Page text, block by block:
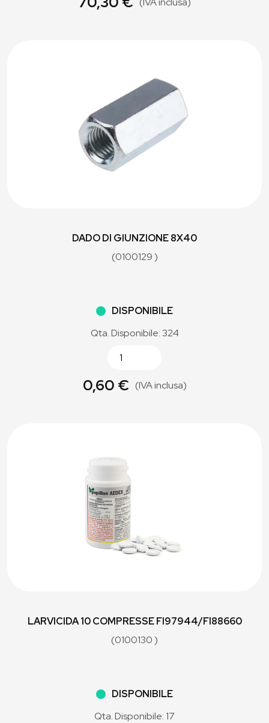
DADO DI GIUNZIONE 8X40
(0100129 )
DISPONIBILE
Qta. Disponibile: 324
0,60 € (IVA inclusa)
LARVICIDA 10 COMPRESSE FI97944/FI88660
(0100130 )
DISPONIBILE
Qta. Disponibile: 17